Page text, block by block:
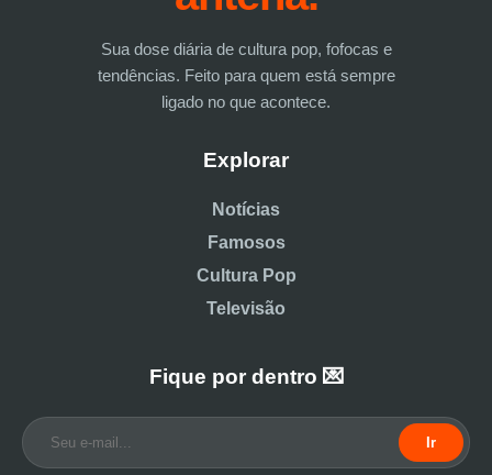
Sua dose diária de cultura pop, fofocas e
tendências. Feito para quem está sempre
ligado no que acontece.
Explorar
Notícias
Famosos
Cultura Pop
Televisão
Fique por dentro 💌
Ir